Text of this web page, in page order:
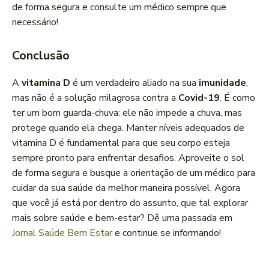
de forma segura e consulte um médico sempre que
necessário!
Conclusão
Avitamina D é um verdadeiro aliado na sua imunidade,
mas não é a solução milagrosa contra a Covid-19. É como
ter um bom guarda-chuva: ele não impede a chuva, mas
protege quando ela chega. Manter níveis adequados de
vitamina D é fundamental para que seu corpo esteja
sempre pronto para enfrentar desafios. Aproveite o sol
de forma segura e busque a orientação de um médico para
cuidar da sua saúde da melhor maneira possível. Agora
que você já está por dentro do assunto, que tal explorar
mais sobre saúde e bem-estar? Dê uma passada em
Jornal Saúde Bem Estare continue se informando!